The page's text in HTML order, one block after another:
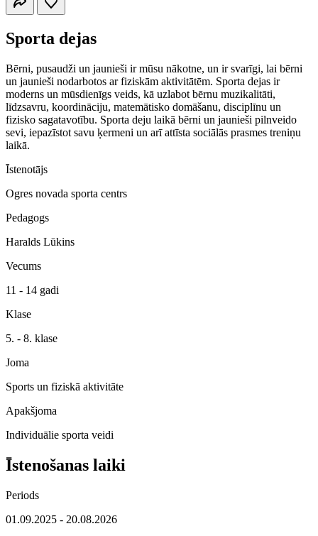
Sporta dejas
Bērni, pusaudži un jaunieši ir mūsu nākotne, un ir svarīgi, lai bērni
un jaunieši nodarbotos ar fiziskām aktivitātēm. Sporta dejas ir
moderns un mūsdienīgs veids, kā uzlabot bērnu muzikalitāti,
līdzsavru, koordināciju, matemātisko domāšanu, disciplīnu un
fizisko sagatavotību. Sporta deju laikā bērni un jaunieši pilnveido
sevi, iepazīstot savu ķermeni un arī attīsta sociālās prasmes treniņu
laikā.
Īstenotājs
Ogres novada sporta centrs
Pedagogs
Haralds Lūkins
Vecums
11 - 14 gadi
Klase
5. - 8. klase
Joma
Sports un fiziskā aktivitāte
Apakšjoma
Individuālie sporta veidi
Īstenošanas laiki
Periods
01.09.2025 - 20.08.2026